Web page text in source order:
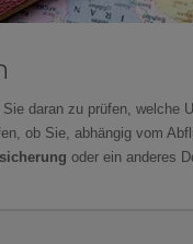
daran zu prüfen, welche
ob Sie, abhängig vom
oder ein anderes